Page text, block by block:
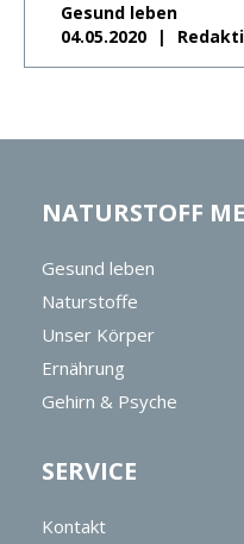
Gesund leben
04.05.2020
NATURSTOFF
Gesund leben
Naturstoffe
Unser Körper
Ernährung
Gehirn & Psyche
SERVICE
Kontakt